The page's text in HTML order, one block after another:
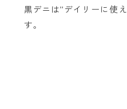
黒デニは”デイリーに使
す。